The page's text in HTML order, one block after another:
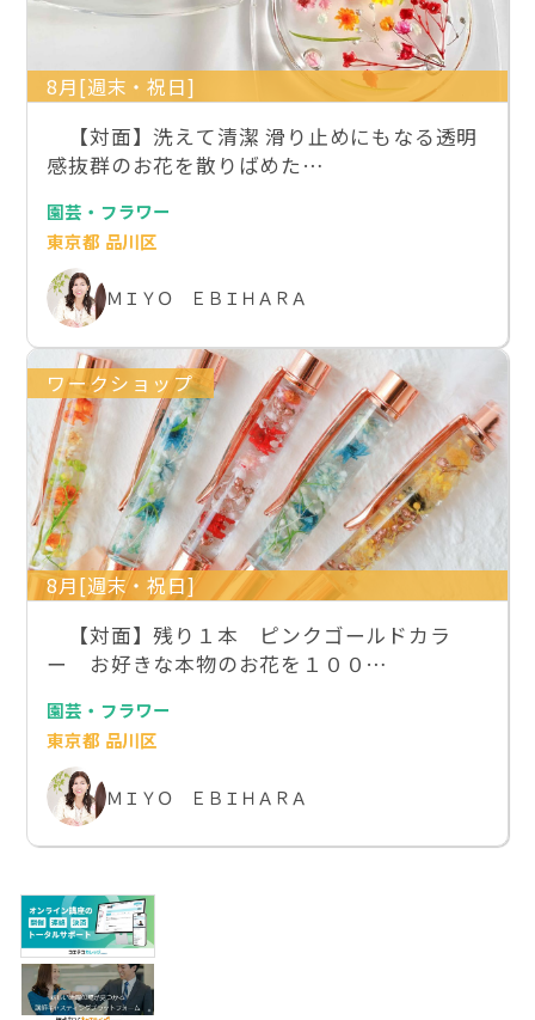
8月[週末・祝日]
【対面】洗えて清潔 滑り止めにもなる透明
感抜群のお花を散りばめた…
園芸・フラワー
東京都 品川区
ＭＩＹＯ ＥＢＩＨＡＲＡ
ワークショップ
8月[週末・祝日]
【対面】残り１本 ピンクゴールドカラ
ー お好きな本物のお花を１００…
園芸・フラワー
東京都 品川区
ＭＩＹＯ ＥＢＩＨＡＲＡ